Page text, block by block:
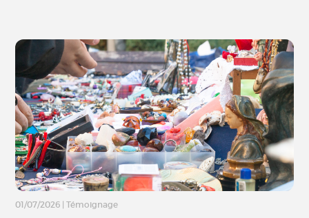
01/07/2026 Témoignage